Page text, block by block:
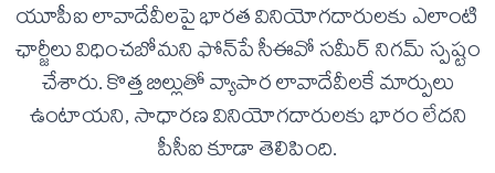
యూపీఐ లావాదేవీలపై భారత వినియోగదారులకు ఎలాంటి
ఛార్జీలు విధించబోమని ఫోన్‌పే సీఈవో సమీర్ నిగమ్ స్పష్టం
చేశారు. కొత్త బిల్లుతో వ్యాపార లావాదేవీలకే మార్పులు
ఉంటాయని, సాధారణ వినియోగదారులకు భారం లేదని
పీసీఐ కూడా తెలిపింది.